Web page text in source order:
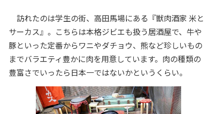
訪れたのは学生の街、高田馬場にある『獣肉酒家 米と
サーカス』。こちらは本格ジビエも扱う居酒屋で、牛や
豚といった定番からワニやダチョウ、熊など珍しいもの
までバラエティ豊かに肉を用意しています。肉の種類の
豊富さでいったら日本一ではないかというくらい。